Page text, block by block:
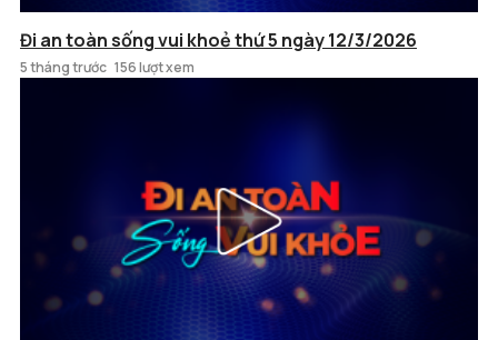
Đi an toàn sống vui khoẻ thứ 5 ngày 12/3/2026
5 tháng trước 156 lượt xem